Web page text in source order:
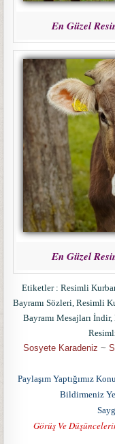
En Güzel
En Güzel
Etiketler : Resimli
Bayramı Sözleri, Resimli
Bayramı Mesajları
Sosyete Karadeniz ~
Paylaşım Yaptığımız
Bildirmeniz
Görüş Ve